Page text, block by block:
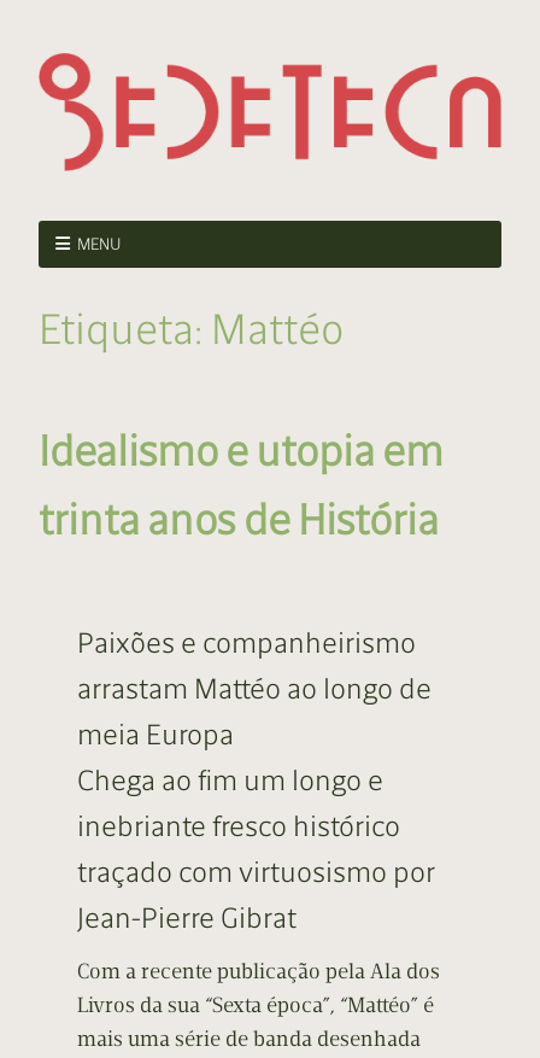
MENU
Etiqueta: Mattéo
Idealismo e utopia em
trinta anos de História
Paixões e companheirismo
arrastam Mattéo ao longo de
meia Europa
Chega ao fim um longo e
inebriante fresco histórico
traçado com virtuosismo por
Jean-Pierre Gibrat
Com a recente publicação pela Ala dos
Livros da sua “Sexta época”, “Mattéo” é
mais uma série de banda desenhada